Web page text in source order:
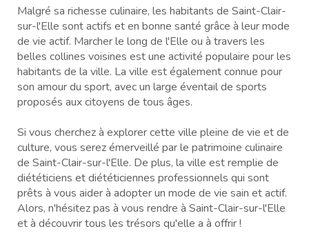
Malgré sa richesse culinaire, les habitants de Saint-Clair-
sur-l'Elle sont actifs et en bonne santé grâce à leur mode
de vie actif. Marcher le long de l'Elle ou à travers les
belles collines voisines est une activité populaire pour les
habitants de la ville. La ville est également connue pour
son amour du sport, avec un large éventail de sports
proposés aux citoyens de tous âges.
Si vous cherchez à explorer cette ville pleine de vie et de
culture, vous serez émerveillé par le patrimoine culinaire
de Saint-Clair-sur-l'Elle. De plus, la ville est remplie de
diététiciens et diététiciennes professionnels qui sont
prêts à vous aider à adopter un mode de vie sain et actif.
Alors, n'hésitez pas à vous rendre à Saint-Clair-sur-l'Elle
et à découvrir tous les trésors qu'elle a à offrir !